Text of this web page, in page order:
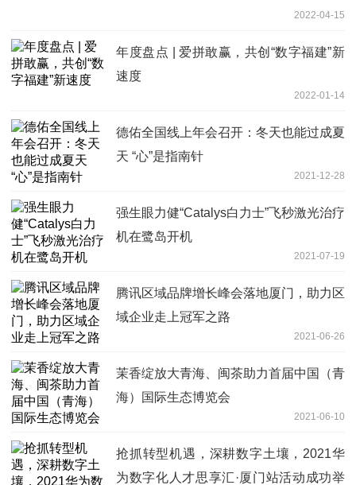
2022-04-15
年度盘点 | 爱拼敢赢，共创“数字福建”新
速度
2022-01-14
德佑全国线上年会召开：冬天也能过成夏
天 “心”是指南针
2021-12-28
强生眼力健“Catalys白力士”飞秒激光治疗
机在鹭岛开机
2021-07-19
腾讯区域品牌增长峰会落地厦门，助力区
域企业走上冠军之路
2021-06-26
茉香绽放大青海、闽茶助力首届中国（青
海）国际生态博览会
2021-06-10
抢抓转型机遇，深耕数字土壤，2021华
为数字化人才思享汇·厦门站活动成功举